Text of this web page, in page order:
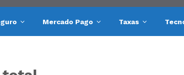
Mercado Pago Taxas